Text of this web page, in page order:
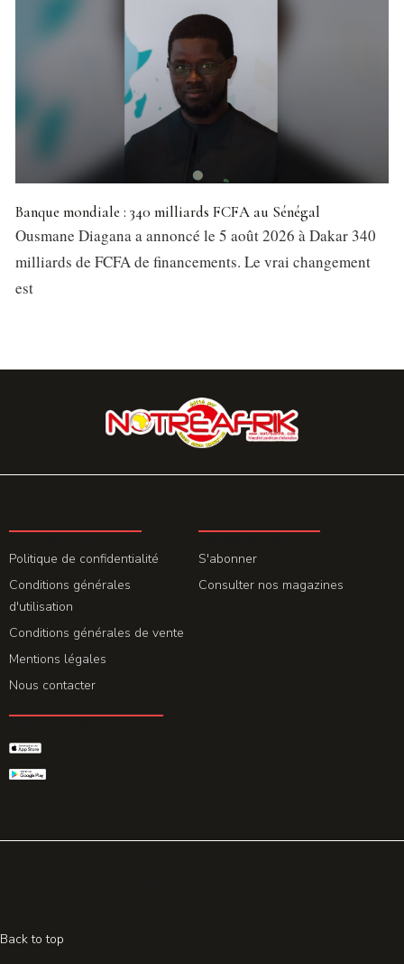
Banque mondiale : 340 milliards FCFA au Sénégal
Ousmane Diagana a annoncé le 5 août 2026 à Dakar 340
milliards de FCFA de financements. Le vrai changement
est
Politique de confidentialité
Conditions générales
d'utilisation
Conditions générales de vente
Mentions légales
Nous contacter
S'abonner
Consulter nos magazines
Back to top